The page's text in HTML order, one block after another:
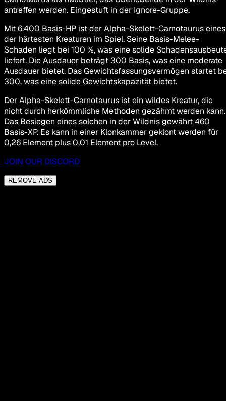
antreffen werden. Eingestuft in der Ignore-Gruppe.
Mit 6.400 Basis-HP ist der Alpha-Skelett-Carnotaurus eines
der härtesten Kreaturen im Spiel. Seine Basis-Melee-
Schaden liegt bei 100 %, was eine solide
liefert. Die Ausdauer beträgt 300 Basis, was eine moderate
Ausdauer bietet. Das Gewichtsfassungsvermögen startet
300, was eine solide Gewichtskapazität bietet.
Der Alpha-Skelett-Carnotaurus ist ein wildes Kreatur, die
nicht durch herkömmliche Methoden gezähmt werden kann.
Das Besiegen eines solchen in der Wildnis gewährt 460
Basis-XP. Es kann in einer Klonkammer geklont werden für
0,26 Element plus 0,01 Element pro Level.
JOIN OUR DISCORD
REMOVE ADS